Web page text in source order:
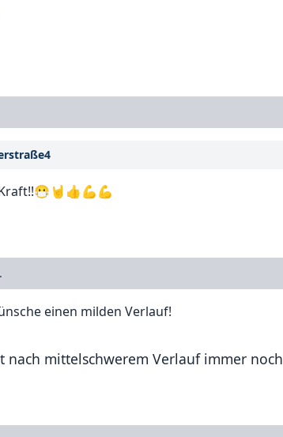
einen milden Verlauf!
nach mittelschwerem Verlauf immer